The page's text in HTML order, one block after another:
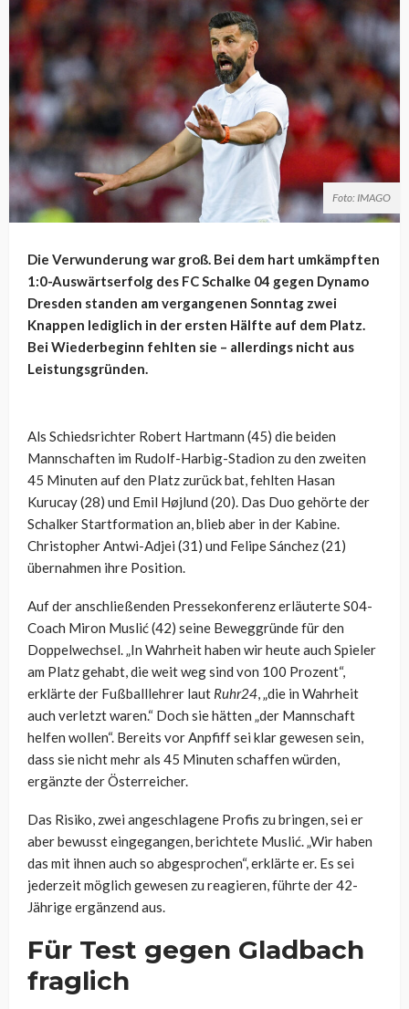
Foto: IMAGO
Die Verwunderung war groß. Bei dem hart umkämpften
1:0-Auswärtserfolg des FC Schalke 04 gegen Dynamo
Dresden standen am vergangenen Sonntag zwei
Knappen lediglich in der ersten Hälfte auf dem Platz.
Bei Wiederbeginn fehlten sie – allerdings nicht aus
Leistungsgründen.
Als Schiedsrichter Robert Hartmann (45) die beiden
Mannschaften im Rudolf-Harbig-Stadion zu den zweiten
45 Minuten auf den Platz zurück bat, fehlten Hasan
Kurucay (28) und Emil Højlund (20). Das Duo gehörte der
Schalker Startformation an, blieb aber in der Kabine.
Christopher Antwi-Adjei (31) und Felipe Sánchez (21)
übernahmen ihre Position.
Auf der anschließenden Pressekonferenz erläuterte S04-
Coach Miron Muslić (42) seine Beweggründe für den
Doppelwechsel. „In Wahrheit haben wir heute auch Spieler
am Platz gehabt, die weit weg sind von 100 Prozent“,
erklärte der Fußballlehrer laut Ruhr24, „die in Wahrheit
auch verletzt waren.“ Doch sie hätten „der Mannschaft
helfen wollen“. Bereits vor Anpfiff sei klar gewesen sein,
dass sie nicht mehr als 45 Minuten schaffen würden,
ergänzte der Österreicher.
Das Risiko, zwei angeschlagene Profis zu bringen, sei er
aber bewusst eingegangen, berichtete Muslić. „Wir haben
das mit ihnen auch so abgesprochen“, erklärte er. Es sei
jederzeit möglich gewesen zu reagieren, führte der 42-
Jährige ergänzend aus.
Für Test gegen Gladbach
fraglich